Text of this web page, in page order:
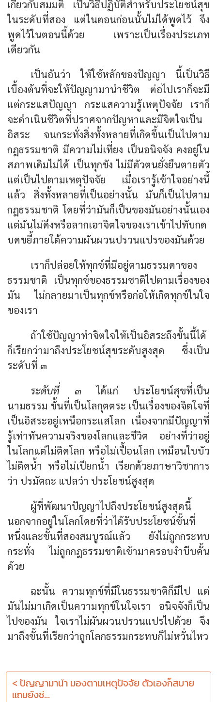
เกี่ยวกับสมมติ เป็นวิธีปฏิบัติสำหรับประโยชน์สุข
ในระดับที่สอง แต่ในตอนก่อนนั้นไม่ได้พูดไว้ จึง
พูดไว้ในตอนนี้ด้วย เพราะเป็นเรื่องประเภท
เดียวกัน
เป็นอันว่า ให้ใช้หลักของปัญญา นี้เป็นวิธี
เบื้องต้นที่จะให้ปัญญามานำชีวิต ต่อไปเราก็จะมี
แต่กระแสปัญญา กระแสความรู้เหตุปัจจัย เราก็
จะดำเนินชีวิตที่ปราศจากปัญหาและมีจิตใจเป็น
อิสระ จนกระทั่งสิ่งทั้งหลายที่เกิดขึ้นเป็นไปตาม
กฎธรรมชาติ มีความไม่เที่ยง เป็นอนิจจัง คงอยู่ใน
สภาพเดิมไม่ได้ เป็นทุกขัง ไม่มีตัวตนยั่งยืนตายตัว
แต่เป็นไปตามเหตุปัจจัย เมื่อเรารู้เข้าใจอย่างนี้
แล้ว สิ่งทั้งหลายที่เป็นอย่างนั้น มันก็เป็นไปตาม
กฎธรรมชาติ โดยที่ว่ามันก็เป็นของมันอย่างนั้นเอง
แต่มันไม่ดึงหรือลากเอาจิตใจของเราเข้าไปทับกด
บดขยี้ภายใต้ความผันผวนปรวนแปรของมันด้วย
เราก็ปล่อยให้ทุกข์ที่มีอยู่ตามธรรมดาของ
ธรรมชาติ เป็นทุกข์ของธรรมชาติไปตามเรื่องของ
มัน ไม่กลายมาเป็นทุกข์หรือก่อให้เกิดทุกข์ในใจ
ของเรา
ถ้าใช้ปัญญาทำจิตใจให้เป็นอิสระถึงขั้นนี้ได้
ก็เรียกว่ามาถึงประโยชน์สุขระดับสูงสุด ซึ่งเป็น
ระดับที่ ๓
ระดับที่ ๓ ได้แก่ ประโยชน์สุขที่เป็น
นามธรรม ขั้นที่เป็นโลกุตตระ เป็นเรื่องของจิตใจที่
เป็นอิสระอยู่เหนือกระแสโลก เนื่องจากมีปัญญาที่
รู้เท่าทันความจริงของโลกและชีวิต อย่างที่ว่าอยู่
ในโลกแต่ไม่ติดโลก หรือไม่เปื้อนโลก เหมือนใบบัว
ไม่ติดน้ำ หรือไม่เปียกน้ำ เรียกด้วยภาษาวิชาการ
ว่า ปรมัตถะ แปลว่า ประโยชน์สูงสุด
ผู้ที่พัฒนาปัญญาไปถึงประโยชน์สูงสุดนี้
นอกจากอยู่ในโลกโดยที่ว่าได้รับประโยชน์ขั้นที่
หนึ่งและขั้นที่สองสมบูรณ์แล้ว ยังไม่ถูกกระทบ
กระทั่ง ไม่ถูกกฎธรรมชาติเข้ามาครอบงำบีบคั้น
ด้วย
ฉะนั้น ความทุกข์ที่มีในธรรมชาติก็มีไป แต่
มันไม่มาเกิดเป็นความทุกข์ในใจเรา อนิจจังก็เป็น
ไปของมัน ใจเราไม่ผันผวนปรวนแปรไปด้วย จึง
มาถึงขั้นที่เรียกว่าถูกโลกธรรมกระทบก็ไม่หวั่นไหว
< ปัญญามานำ มองตามเหตุปัจจัย ตัวเองก็สบาย
แถมยังช่...